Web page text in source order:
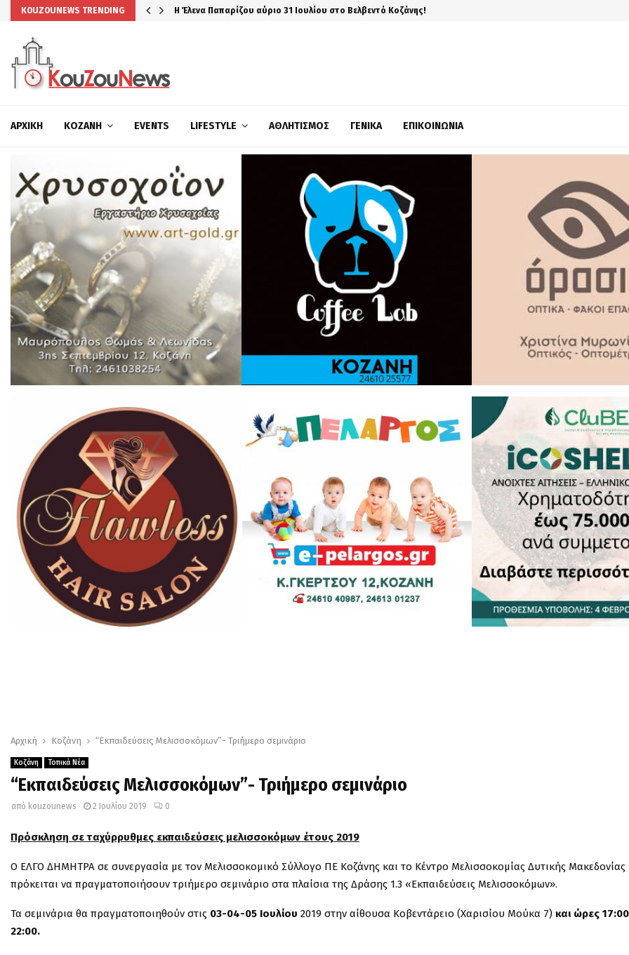
KOUZOUNEWS TRENDING Η Έλενα Παπαρίζου αύριο 31 Ιουλίου στο Βελβεντό Κοζάνης!
ΑΡΧΙΚΉ ΚΟΖΆΝΗ EVENTS LIFESTYLE ΑΘΛΗΤΙΣΜΌΣ ΓΕΝΙΚΆ ΕΠΙΚΟΙΝΩΝΊΑ
Αρχική Κοζάνη “Εκπαιδεύσεις Μελισσοκόμων”- Τριήμερο σεμινάριο
Κοζάνη Τοπικά Νέα
“Εκπαιδεύσεις Μελισσοκόμων”- Τριήμερο σεμινάριο
από kouzounews 2 Ιουλίου 2019 0
Πρόσκληση σε ταχύρρυθμες εκπαιδεύσεις μελισσοκόμων έτους 2019
Ο ΕΛΓΟ ΔΗΜΗΤΡΑ σε συνεργασία με τον Μελισσοκομικό Σύλλογο ΠΕ Κοζάνης και το Κέντρο Μελισσοκομίας Δυτικής Μακεδονίας
πρόκειται να πραγματοποιήσουν τριήμερο σεμινάριο στα πλαίσια της Δράσης 1.3 «Εκπαιδεύσεις Μελισσοκόμων».
Τα σεμινάρια θα πραγματοποιηθούν στις 03-04-05 Ιουλίου 2019 στην αίθουσα Κοβεντάρειο (Χαρισίου Μούκα 7) και ώρες
22:00.